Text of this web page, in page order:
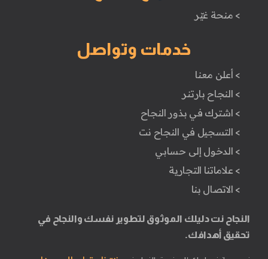
> منحة غيّر
خدمات وتواصل
> أعلن معنا
> النجاح بارتنر
> اشترك في بذور النجاح
> التسجيل في النجاح نت
> الدخول إلى حسابي
> علاماتنا التجارية
> الاتصال بنا
النجاح نت دليلك الموثوق لتطوير نفسك والنجاح في
تحقيق أهدافك.